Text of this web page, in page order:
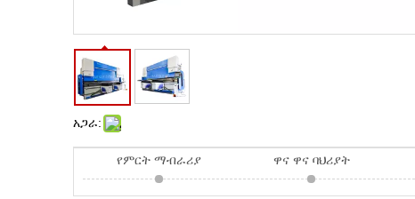
አጋራ:
የምርት ማብራሪያ ዋና ዋና ባህሪያት